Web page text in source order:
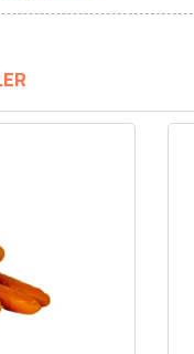
Kaan Olgun Hasat